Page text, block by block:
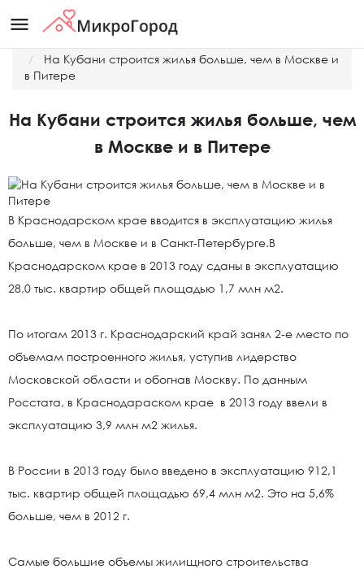
menu
На Кубани строится жилья больше, чем в Москве и
в Питере
На Кубани строится жилья больше, чем
в Москве и в Питере
В Краснодарском крае вводится в эксплуатацию жилья
больше, чем в Москве и в Санкт-Петербурге.В
Краснодарском крае в 2013 году сданы в эксплуатацию
28,0 тыс. квартир общей площадью 1,7 млн м2.
По итогам 2013 г. Краснодарский край занял 2-е место по
объемам построенного жилья, уступив лидерство
Московской области и обогнав Москву. По данным
Росстата, в Краснодараском крае в 2013 году ввели в
эксплуатацию 3,9 млн м2 жилья.
В России в 2013 году было введено в эксплуатацию 912,1
тыс. квартир общей площадью 69,4 млн м2. Это на 5,6%
больше, чем в 2012 г.
Самые большие объемы жилищного строительства